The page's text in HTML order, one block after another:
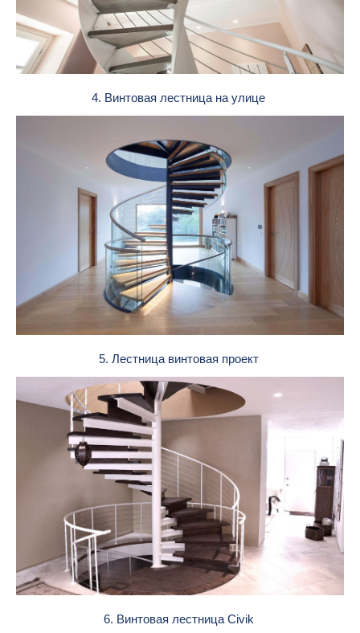
4. Винтовая лестница на улице
5. Лестница винтовая проект
6. Винтовая лестница Civik